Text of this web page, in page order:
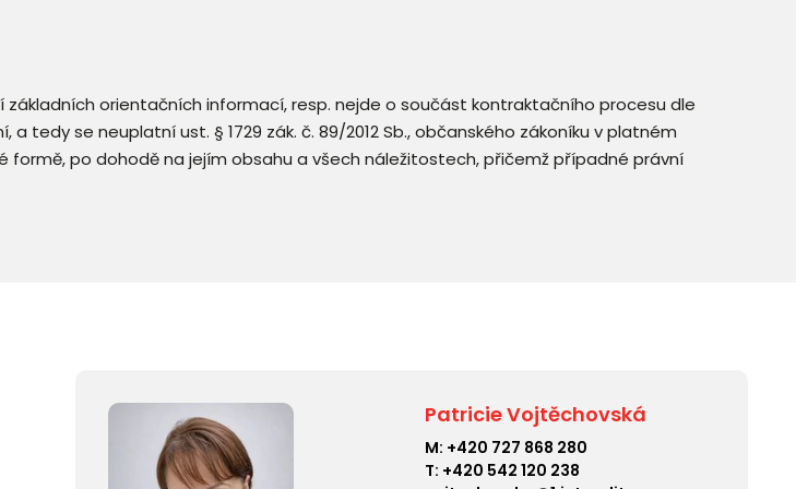
orientačních informací, resp. nejde o součást kontraktačního procesu dle
a tedy se neuplatní ust. § 1729 zák. č. 89/2012 Sb., občanského zákoníku v platném
formě, po dohodě na jejím obsahu a všech náležitostech, přičemž případné právní
Patricie Vojtěchovská
M: +420 727 868 280
T: +420 542 120 238